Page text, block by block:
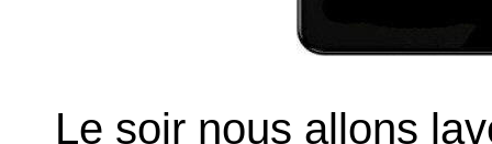
Le soir nous allons